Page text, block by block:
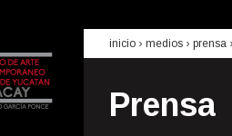
inicio › medios › prensa
Prensa